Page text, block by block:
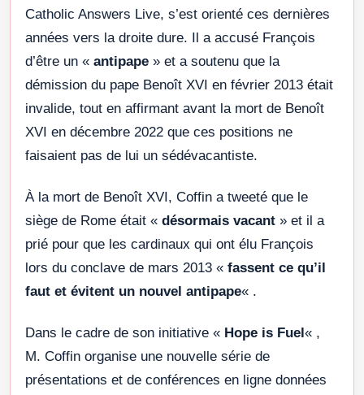
Catholic Answers Live, s’est orienté ces dernières
années vers la droite dure. Il a accusé François
d’être un « antipape » et a soutenu que la
démission du pape Benoît XVI en février 2013 était
invalide, tout en affirmant avant la mort de Benoît
XVI en décembre 2022 que ces positions ne
faisaient pas de lui un sédévacantiste.
À la mort de Benoît XVI, Coffin a tweeté que le
siège de Rome était « désormais vacant » et il a
prié pour que les cardinaux qui ont élu François
lors du conclave de mars 2013 « fassent ce qu’il
faut et évitent un nouvel antipape« .
Dans le cadre de son initiative « Hope is Fuel « ,
M. Coffin organise une nouvelle série de
présentations et de conférences en ligne données